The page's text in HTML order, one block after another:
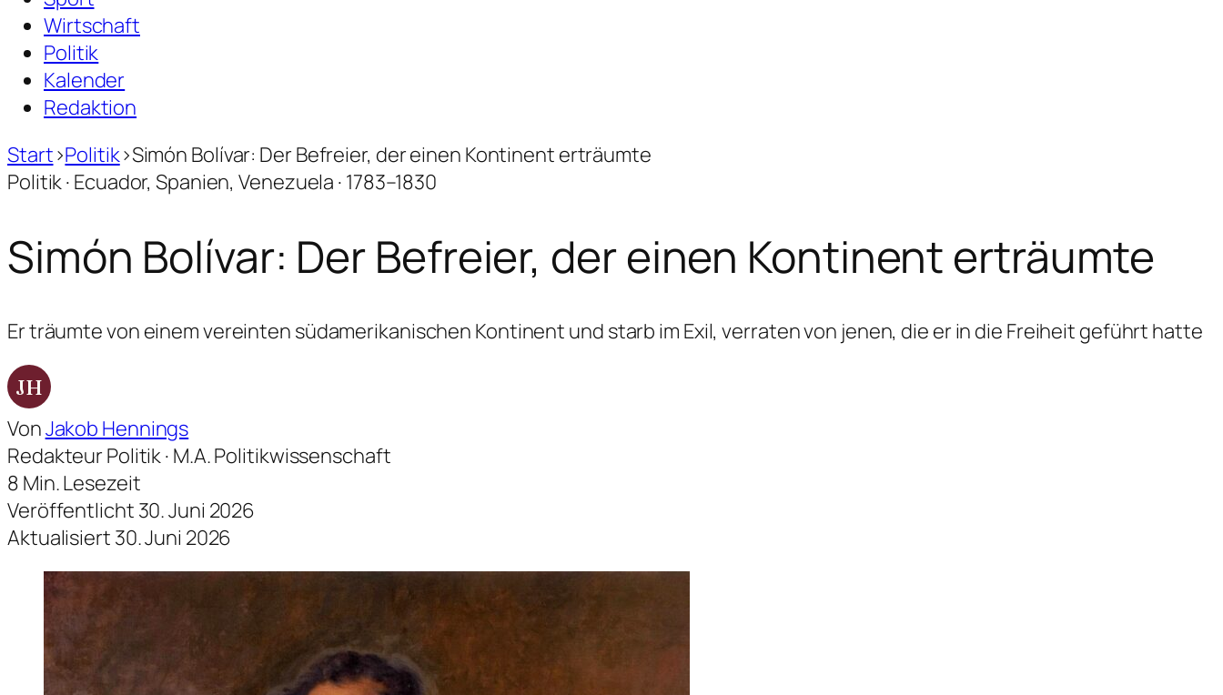
Wirtschaft
Politik
Kalender
Redaktion
Start›Politik›Simón Bolívar: Der Befreier, der einen Kontinent erträumte
Politik · Ecuador, Spanien, Venezuela · 1783–1830
Simón Bolívar: Der Befreier, der einen Kontinent erträumte
Er träumte von einem vereinten südamerikanischen Kontinent und starb im Exil, verraten von jenen, die er in die Freiheit geführt hatte
JH
VonJakob Hennings
Redakteur Politik · M.A. Politikwissenschaft
8 Min. Lesezeit
Veröffentlicht 30. Juni 2026
Aktualisiert 30. Juni 2026